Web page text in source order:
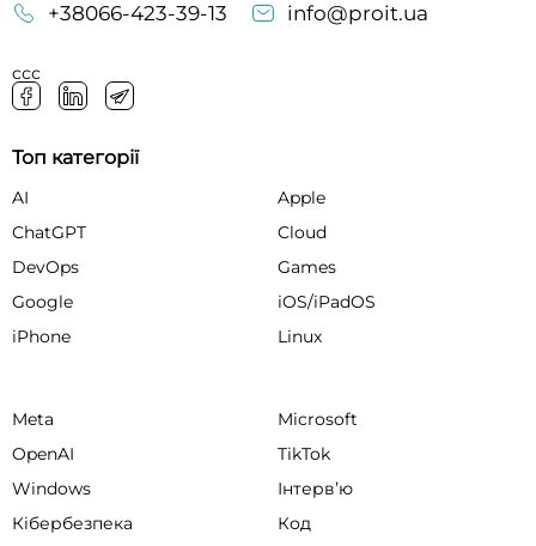
+38066-423-39-13
info@proit.ua
ссс
Топ категорії
AI
Apple
ChatGPT
Cloud
DevOps
Games
Google
iOS/iPadOS
iPhone
Linux
Meta
Microsoft
OpenAI
TikTok
Windows
Інтервʼю
Кібербезпека
Код